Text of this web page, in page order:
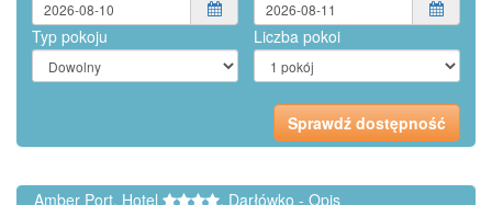
Typ pokoju Liczba pokoi
Amber Port, Hotel , Darłówko - Opis